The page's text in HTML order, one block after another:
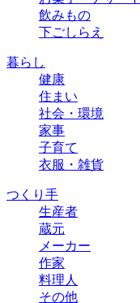
飲みもの
下ごしらえ
暮らし
健康
住まい
社会・環境
家事
子育て
衣服・雑貨
つくり手
生産者
蔵元
メーカー
作家
料理人
その他